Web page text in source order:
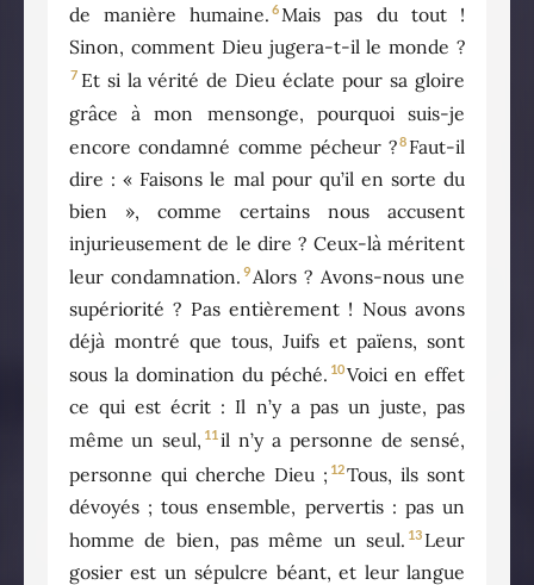
de manière humaine. 6Mais pas du tout !
Sinon, comment Dieu jugera-t-il le monde ?
7 Et si la vérité de Dieu éclate pour sa gloire
grâce à mon mensonge, pourquoi suis-je
encore condamné comme pécheur ?8 Faut-il
dire : « Faisons le mal pour qu’il en sorte du
bien », comme certains nous accusent
injurieusement de le dire ? Ceux-là méritent
leur condamnation. 9Alors ? Avons-nous une
supériorité ? Pas entièrement ! Nous avons
déjà montré que tous, Juifs et païens, sont
sous la domination du péché. 10Voici en effet
ce qui est écrit : Il n’y a pas un juste, pas
même un seul, 11 il n’y a personne de sensé,
personne qui cherche Dieu ; 12Tous, ils sont
dévoyés ; tous ensemble, pervertis : pas un
homme de bien, pas même un seul. 13 Leur
gosier est un sépulcre béant, et leur langue